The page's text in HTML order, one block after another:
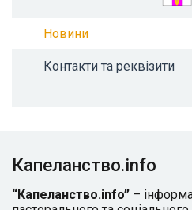
Новини
Контакти та реквізити
Капеланство.info
“Капеланство.info” –